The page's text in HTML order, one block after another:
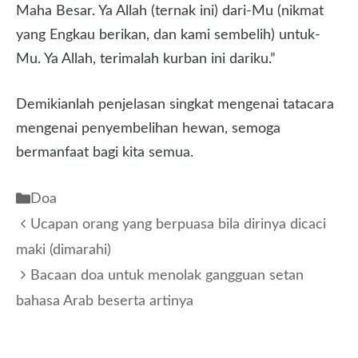
Maha Besar. Ya Allah (ternak ini) dari-Mu (nikmat
yang Engkau berikan, dan kami sembelih) untuk-
Mu. Ya Allah, terimalah kurban ini dariku.”
Demikianlah penjelasan singkat mengenai tatacara
mengenai penyembelihan hewan, semoga
bermanfaat bagi kita semua.
Kategori
Doa
Ucapan orang yang berpuasa bila dirinya dicaci
maki (dimarahi)
Bacaan doa untuk menolak gangguan setan
bahasa Arab beserta artinya